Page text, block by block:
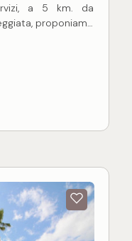
a 5 km. da
proponiamo
villa mono-
e possibilità
a circa 360 mq. di
Il lotto è
illuminazione
rappresentano e
puramente
alcuna